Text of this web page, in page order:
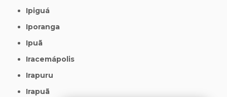
Ipiguá
Iporanga
Ipuã
Iracemápolis
Irapuru
Irapuã